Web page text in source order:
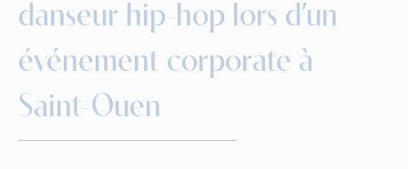
danseur hip-hop lors d’un
événement corporate à
Saint-Ouen